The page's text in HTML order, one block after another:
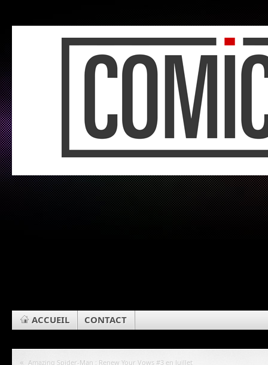
ACCUEIL CONTACT
« Amazing Spider-Man : Renew Your Vows #3 en Juillet